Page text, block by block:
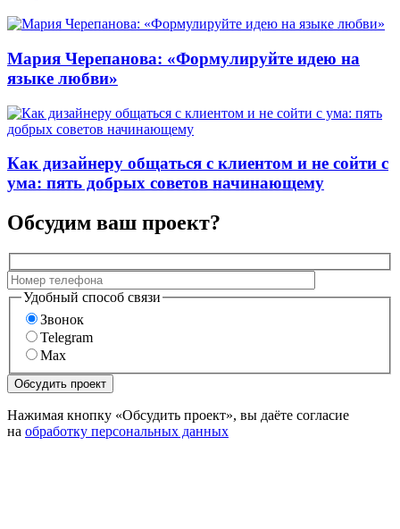
Мария Черепанова: «Формулируйте идею на
языке любви»
Как дизайнеру общаться с клиентом и не сойти с
ума: пять добрых советов начинающему
Обсудим ваш проект?
Удобный способ связи
Звонок
Telegram
Max
Нажимая кнопку «Обсудить проект», вы даёте согласие
на обработку персональных данных